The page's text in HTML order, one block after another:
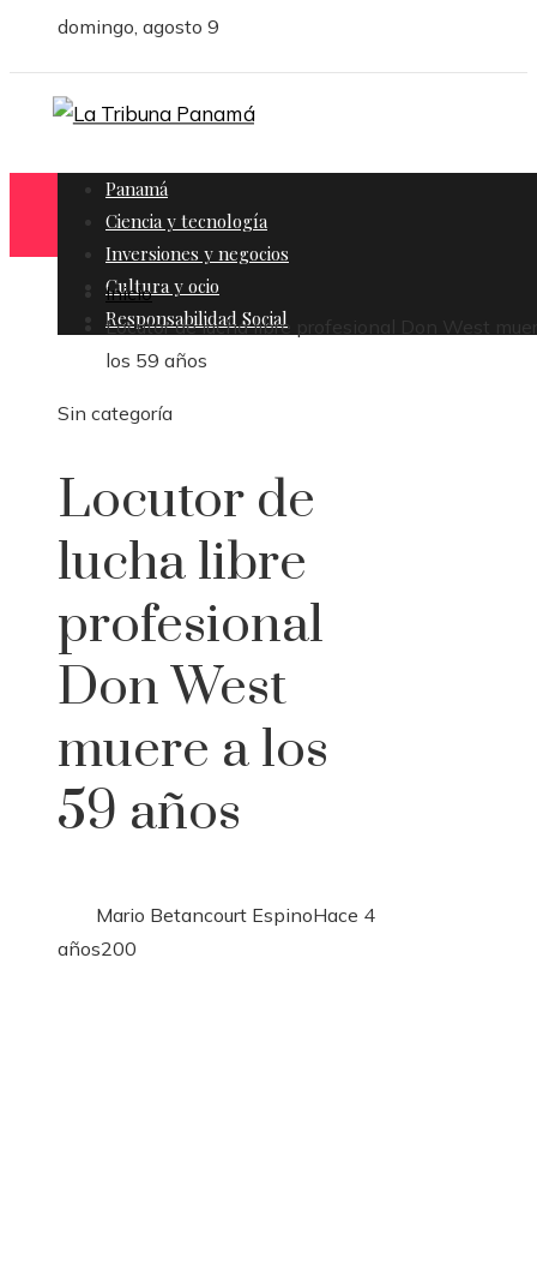
domingo, agosto 9
Panamá
Ciencia y tecnología
Inversiones y negocios
Cultura y ocio
Responsabilidad Social
Inicio
Locutor de lucha libre profesional Don West
los 59 años
Sin categoría
Locutor de
lucha libre
profesional
Don West
muere a los
59 años
Mario Betancourt EspinoHace 4
años200